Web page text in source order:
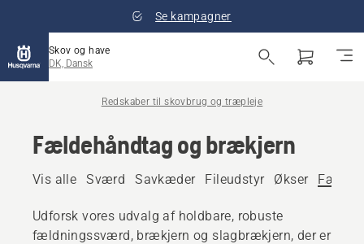
Se kampagner
Skov og have
DK, Dansk
Redskaber til skovbrug og træpleje
Fældehåndtag og brækjern
Vis alle Sværd Savkæder Fileudstyr Økser
Udforsk vores udvalg af holdbare, robuste
fældningssværd, brækjern og slagbrækjern, der er